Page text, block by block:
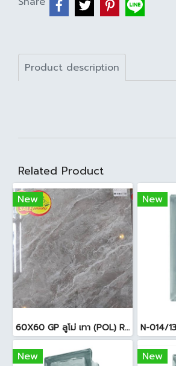
Product description
Related Product
New
60X60 GP ลูโม่ เทา (POL) R/T PM (P.4)
New
New New